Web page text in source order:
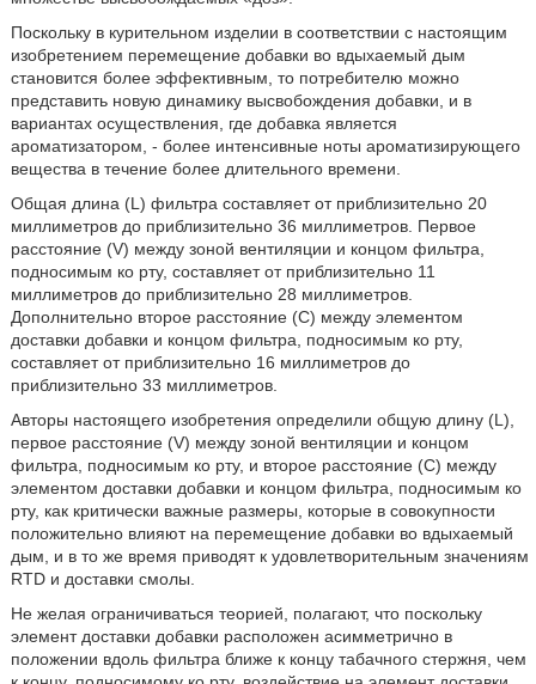
Поскольку в курительном изделии в соответствии с настоящим
изобретением перемещение добавки во вдыхаемый дым
становится более эффективным, то потребителю можно
представить новую динамику высвобождения добавки, и в
вариантах осуществления, где добавка является
ароматизатором, - более интенсивные ноты ароматизирующего
вещества в течение более длительного времени.
Общая длина (L) фильтра составляет от приблизительно 20
миллиметров до приблизительно 36 миллиметров. Первое
расстояние (V) между зоной вентиляции и концом фильтра,
подносимым ко рту, составляет от приблизительно 11
миллиметров до приблизительно 28 миллиметров.
Дополнительно второе расстояние (C) между элементом
доставки добавки и концом фильтра, подносимым ко рту,
составляет от приблизительно 16 миллиметров до
приблизительно 33 миллиметров.
Авторы настоящего изобретения определили общую длину (L),
первое расстояние (V) между зоной вентиляции и концом
фильтра, подносимым ко рту, и второе расстояние (C) между
элементом доставки добавки и концом фильтра, подносимым ко
рту, как критически важные размеры, которые в совокупности
положительно влияют на перемещение добавки во вдыхаемый
дым, и в то же время приводят к удовлетворительным значениям
RTD и доставки смолы.
Не желая ограничиваться теорией, полагают, что поскольку
элемент доставки добавки расположен асимметрично в
положении вдоль фильтра ближе к концу табачного стержня, чем